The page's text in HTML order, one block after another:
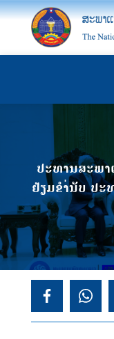
ປະທານສະພາ
ຢ້ຽມຂຳ່ນັບ ປ